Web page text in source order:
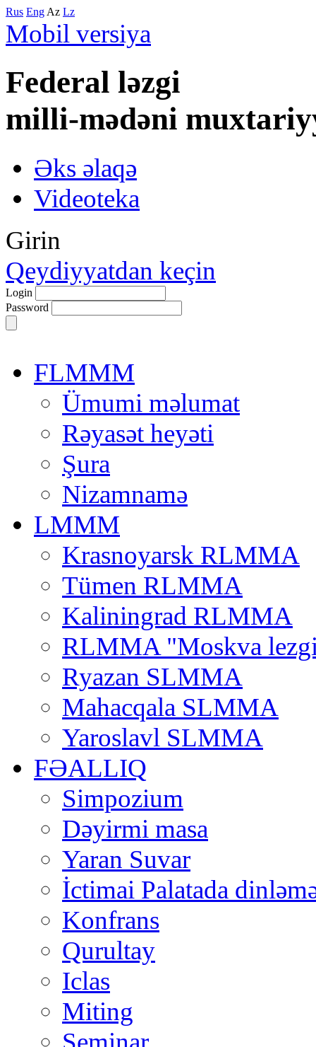
Rus Eng Az Lz
Mobil versiya
Federal lәzgi
milli-mәdәni
Əks əlaqə
Videoteka
Girin
Qeydiyyatdan keçin
Login
Password
FLMMM
Ümumi məlumat
Rəyasət heyəti
Şura
Nizamnamə
LMMM
Krasnoyarsk RLMMA
Tümen RLMMA
Kaliningrad RLMMA
RLMMA "Moskva
Ryazan SLMMA
Mahacqala SLMMA
Yaroslavl SLMMA
FƏALLIQ
Simpozium
Dəyirmi masa
Yaran Suvar
İctimai Palatada
Konfrans
Qurultay
Iclas
Miting